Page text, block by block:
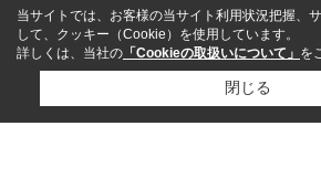
当サイトでは、お客様の当サイト利用状況把握、
して、クッキー（Cookie）を使用しています。
詳しくは、当社の 「Cookieの取扱いについて」 を
閉じる